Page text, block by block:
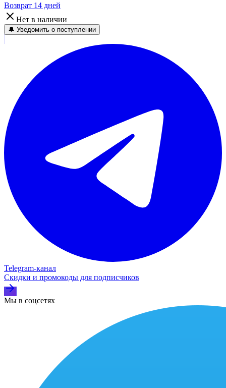
Возврат 14 дней
Нет в наличии
🔔 Уведомить о поступлении
Telegram‑канал
Скидки и промокоды для подписчиков
Мы в соцсетях